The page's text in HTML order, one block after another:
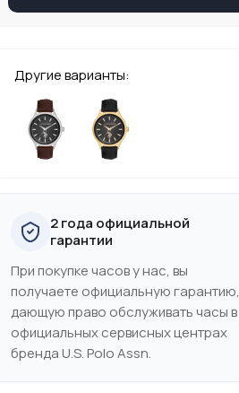
Другие варианты:
2 года официальной
гарантии
При покупке часов у нас, вы
получаете официальную гарантию,
дающую право обслуживать часы в
официальных сервисных центрах
бренда U.S. Polo Assn.